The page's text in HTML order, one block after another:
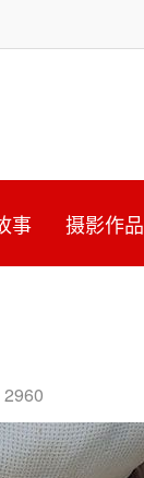
事 摄影作品